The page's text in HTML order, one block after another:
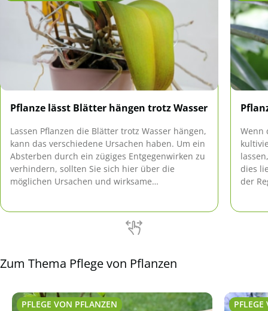
Pflanze lässt Blätter hängen trotz Wasser
Lassen Pflanzen die Blätter trotz Wasser hängen,
kann das verschiedene Ursachen haben. Um ein
Absterben durch ein zügiges Entgegenwirken zu
verhindern, sollten Sie sich hier über die
möglichen Ursachen und wirksame
Wenn
dies
der
Zum Thema Pflege von Pflanzen
PFLEGE VON PFLANZEN